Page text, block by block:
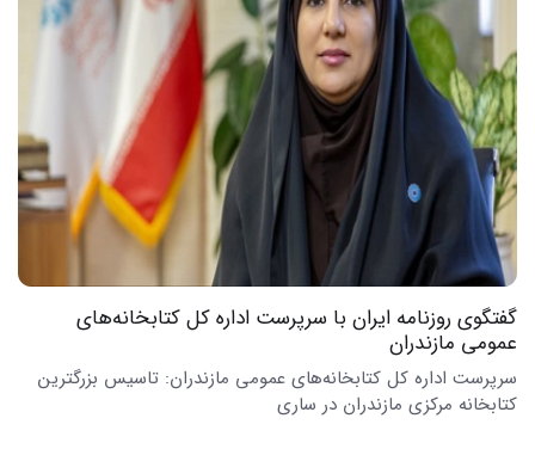
گفتگوی روزنامه ایران با سرپرست اداره کل کتابخانه‌های
عمومی مازندران
سرپرست اداره کل کتابخانه‌های عمومی مازندران: تاسیس بزرگترین
کتابخانه مرکزی مازندران در ساری